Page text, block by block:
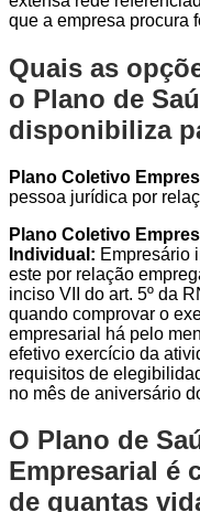
que a empresa procura
Quais as
o Plano de
disponibiliza
Plano Coletivo
pessoa jurídica por
Plano Coletivo
Individual: Empresário
este por relação
inciso VII do art. 5º da
quando comprovar o
empresarial há pelo
efetivo exercício da
requisitos de
no mês de aniversário
O Plano de
Empresarial é
de quantas